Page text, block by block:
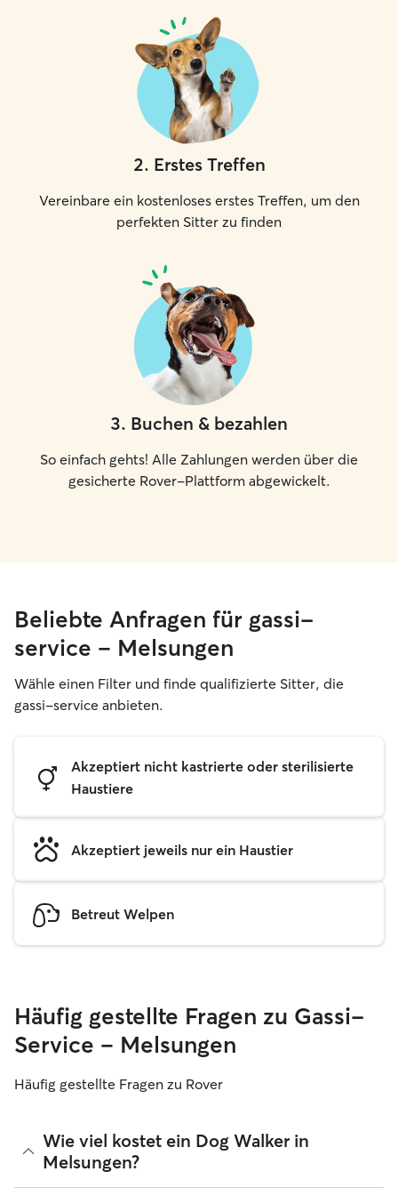
2. Erstes Treffen
Vereinbare ein kostenloses erstes Treffen, um den
perfekten Sitter zu finden
3. Buchen & bezahlen
So einfach gehts! Alle Zahlungen werden über die
gesicherte Rover-Plattform abgewickelt.
Beliebte Anfragen für gassi-
service – Melsungen
Wähle einen Filter und finde qualifizierte Sitter, die
gassi-service anbieten.
Akzeptiert nicht kastrierte oder sterilisierte
Haustiere
Akzeptiert jeweils nur ein Haustier
Betreut Welpen
Häufig gestellte Fragen zu Gassi-
Service – Melsungen
Häufig gestellte Fragen zu Rover
Wie viel kostet ein Dog Walker in
Melsungen?